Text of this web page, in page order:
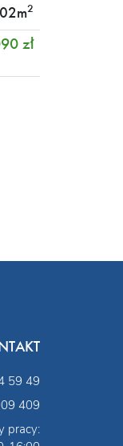
2
zł
59 49
409
pracy: